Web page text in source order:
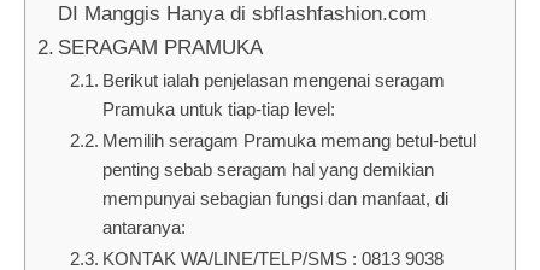
DI Manggis Hanya di sbflashfashion.com
SERAGAM PRAMUKA
Berikut ialah penjelasan mengenai seragam
Pramuka untuk tiap-tiap level:
Memilih seragam Pramuka memang betul-betul
penting sebab seragam hal yang demikian
mempunyai sebagian fungsi dan manfaat, di
antaranya:
KONTAK WA/LINE/TELP/SMS : 0813 9038